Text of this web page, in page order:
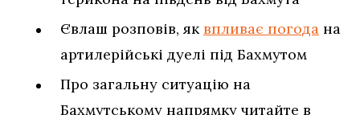
Євлаш розповів, як впливає погода на
артилерійські дуелі під Бахмутом
Про загальну ситуацію на
Бахмутському напрямку читайте в